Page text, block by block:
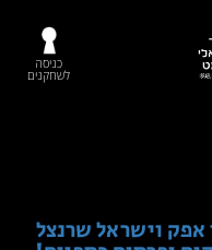
כניסה
לשחקנים
אפק וישראל שרנצל